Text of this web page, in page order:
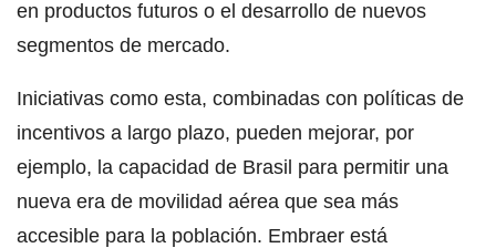
en productos futuros o el desarrollo de nuevos
segmentos de mercado.
Iniciativas como esta, combinadas con políticas de
incentivos a largo plazo, pueden mejorar, por
ejemplo, la capacidad de Brasil para permitir una
nueva era de movilidad aérea que sea más
accesible para la población. Embraer está